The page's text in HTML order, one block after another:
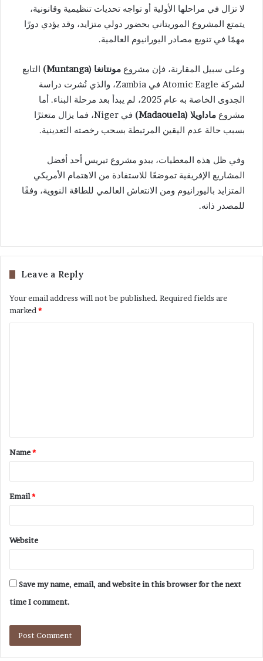
لا تزال في مراحلها الأولية أو تواجه تحديات تنظيمية وقانونية،
يتمتع المشروع الموريتاني بحضور دولي متزايد، وقد يؤدي دورًا
مهمًا في تنويع مصادر اليورانيوم العالمية.
وعلى سبيل المقارنة، فإن مشروع مونتانغا (Muntanga)
التابع
لشركة Atomic Eagleفي Zambia، والذي نُشرت دراسة
الجدوى الخاصة به عام 2025، لم يبدأ بعد مرحلة البناء. أما
مشروع ماداويلا (Madaouela) في Niger، فما يزال متعثرًا
بسبب حالة عدم اليقين المرتبطة بسحب رخصته التعدينية.
وفي ظل هذه المعطيات، يبدو مشروع تيريس أحد أفضل
المشاريع الإفريقية تموضعًا للاستفادة من الاهتمام الأمريكي
المتزايد باليورانيوم ومن الانتعاش العالمي للطاقة النووية، وفقًا
للمصدر ذاته.
Leave a Reply
Your email address will not be published. Required fields are
marked*
Name*
Email*
Website
Save my name, email, and website in this browser for the next
time I comment.